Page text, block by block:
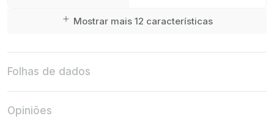
Mostrar mais 12 características
Folhas de dados
Opiniões